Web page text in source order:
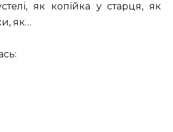
як копійка у старця, як
як…